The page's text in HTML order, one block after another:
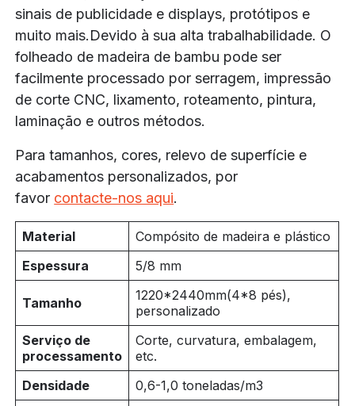
sinais de publicidade e displays, protótipos e
muito mais.Devido à sua alta trabalhabilidade. O
folheado de madeira de bambu pode ser
facilmente processado por serragem, impressão
de corte CNC, lixamento, roteamento, pintura,
laminação e outros métodos.
Para tamanhos, cores, relevo de superfície e
acabamentos personalizados, por
favor contacte-nos aqui.
Material
Compósito de madeira e plástico
Espessura
5/8 mm
Tamanho 1220*2440mm(4*8 pés),
personalizado
Serviço de
processamento
Corte, curvatura, embalagem,
etc.
Densidade
0,6-1,0 toneladas/m3